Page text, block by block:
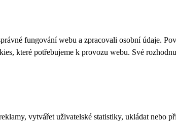
fungování webu a zpracovali osobní údaje.
které potřebujeme k provozu webu. Své
vytvářet uživatelské statistiky, ukládat nebo